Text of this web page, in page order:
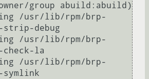
group abuild:abuild)
/usr/lib/rpm/brp-
strip-debug
/usr/lib/rpm/brp-
check-la
/usr/lib/rpm/brp-
symlink